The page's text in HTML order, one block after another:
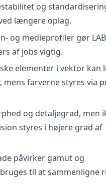
og
længere oplag.
og medieprofiler gør
af jobs vigtig.
elementer i vektor kan
farverne styres via
og detaljegrad, men
styres i højere grad af
påvirker gamut og
til at sammenligne